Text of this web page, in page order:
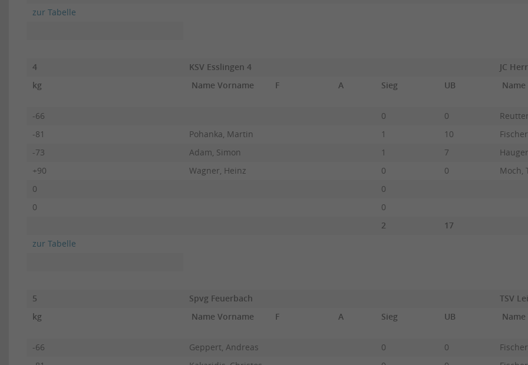
zur Tabelle
4 KSV Esslingen 4
JC
kg
Name Vorname F A Sieg UB
-66
0 0
-81
Pohanka, Martin 1 10
-73
Adam, Simon 1 7
+90
Wagner, Heinz 0 0 Moch,
0
0
0
0
2
17
zur Tabelle
5 Spvg Feuerbach
TSV
kg
Name Vorname F A Sieg UB
-66
Geppert, Andreas 0 0